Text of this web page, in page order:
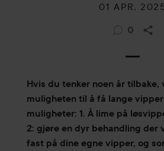
01 APR, 2025
0
Hvis du tenker noen år tilbake,
muligheten til å få lange
muligheter: 1. Å lime på
2: gjøre en dyr behandling der
fast på dine egne vipper, og